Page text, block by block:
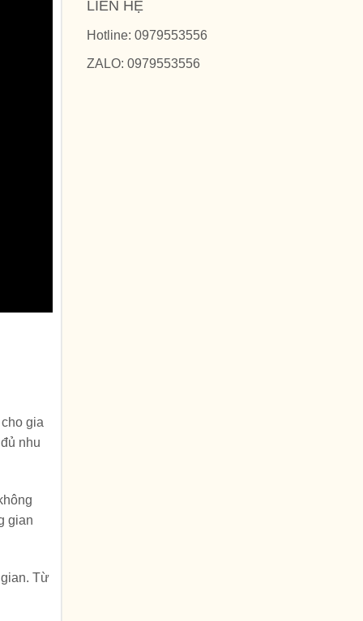
gia
nhu
gian
Từ
LIÊN HỆ
Hotline: 0979553556
ZALO: 0979553556